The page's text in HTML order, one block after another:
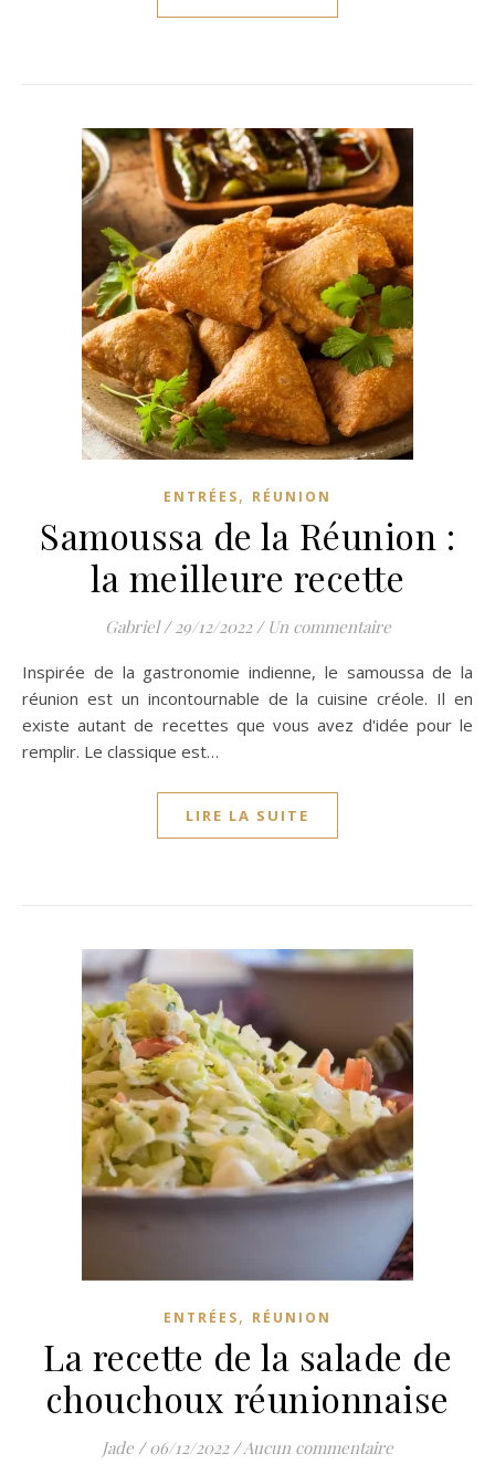
ENTRÉES, RÉUNION
Samoussa de la Réunion :
la meilleure recette
Gabriel / 29/12/2022 / Un commentaire
Inspirée de la gastronomie indienne, le samoussa de la
réunion est un incontournable de la cuisine créole. Il en
existe autant de recettes que vous avez d'idée pour le
remplir. Le classique est…
LIRE LA SUITE
ENTRÉES, RÉUNION
La recette de la salade de
chouchoux réunionnaise
Jade / 06/12/2022 /Aucun commentaire